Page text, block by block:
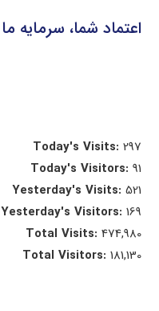
اعتماد شما، سرمایه ما
Today's Visits:297
Today's Visitors:91
Yesterday's Visits:521
Yesterday's Visitors:169
Total Visits:474,980
Total Visitors:181,130